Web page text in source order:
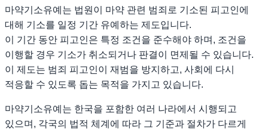
마약기소유예는 법원이 마약 관련 범죄로 기소된 피고인에
대해 기소를 일정 기간 유예하는 제도입니다.
이 기간 동안 피고인은 특정 조건을 준수해야 하며, 조건을
이행할 경우 기소가 취소되거나 판결이 면제될 수 있습니다.
이 제도는 범죄 피고인이 재범을 방지하고, 사회에 다시
적응할 수 있도록 돕는 목적을 가지고 있습니다.
마약기소유예는 한국을 포함한 여러 나라에서 시행되고
있으며, 각국의 법적 체계에 따라 그 기준과 절차가 다르게